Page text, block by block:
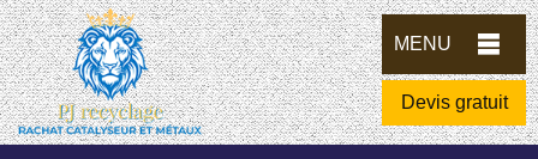
MENU
Devis gratuit